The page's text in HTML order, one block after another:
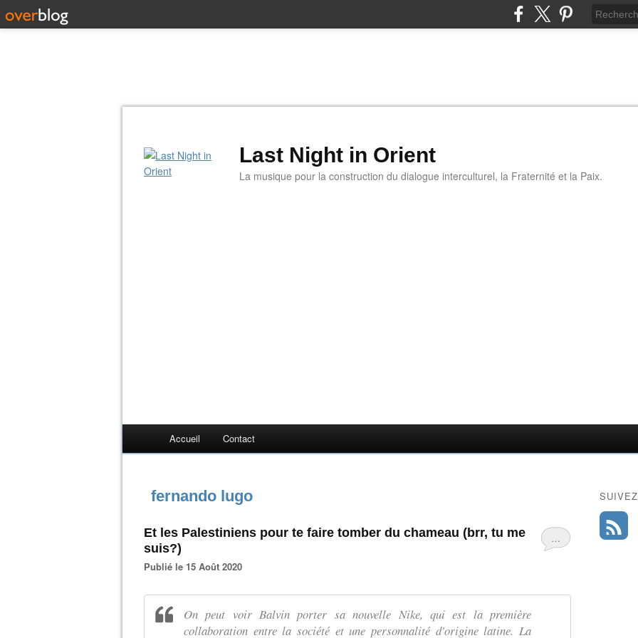
Last Night in Orient
La musique pour la construction du dialogue interculturel, la Fraternité et la Paix.
Accueil Contact
fernando lugo
…
Et les Palestiniens pour te faire tomber du chameau (brr, tu me
suis?)
Publié le 15 Août 2020
On peut voir Balvin porter sa nouvelle Nike, qui est la première
collaboration entre la société et une personnalité d'origine latine. La